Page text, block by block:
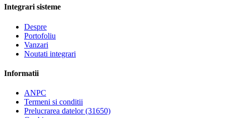
Integrari sisteme
Despre
Portofoliu
Vanzari
Noutati integrari
Informatii
ANPC
Termeni si conditii
Prelucrarea datelor (31650)